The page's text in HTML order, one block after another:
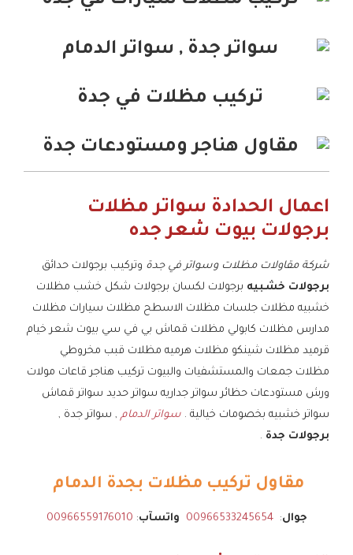
اعمال الحدادة سواتر مظلات
برجولات بيوت شعر جده
شركة مقاولات مظلات وسواتر في جدة وتركيب برجولات حدائق
برجولات خشبيه برجولات لكسان برجولات شكل خشب مظلات
خشبيه مظلات جلسات مظلات الاسطح مظلات سيارات مظلات
مدارس مظلات كابولي مظلات قماش بي في سي بيوت شعر خيام
قرميد مظلات شينكو مظلات هرميه مظلات قبب مخروطي
مظلات جمعات والمستشفيات والبيوت تركيب هناجر قاعات مولات
ورش مستودعات حظائر سواتر جداريه سواتر حديد سواتر قماش
سواتر خشبيه بخصومات خيالية . سواتر الدمام , سواتر جدة ,
برجولات جدة .
مقاول تركيب مظلات بجدة الدمام
جوال:
00966533245654 واتسآب:
00966559176010